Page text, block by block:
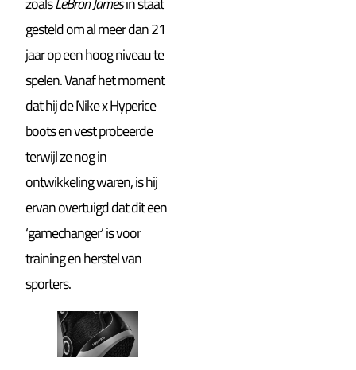
gesteld om al meer dan 21
jaar op een hoog niveau te
spelen. Vanaf het moment
dat hij de Nike x Hyperice
boots en vest probeerde
terwijl ze nog in
ontwikkeling waren, is hij
ervan overtuigd dat dit een
‘gamechanger’ is voor
training en herstel van
sporters.